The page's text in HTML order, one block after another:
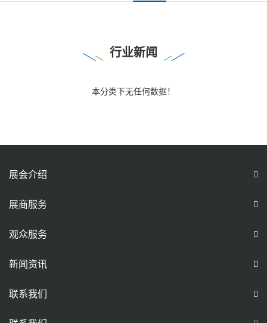
行业新闻
本分类下无任何数据！
展会介绍
展商服务
观众服务
新闻资讯
联系我们